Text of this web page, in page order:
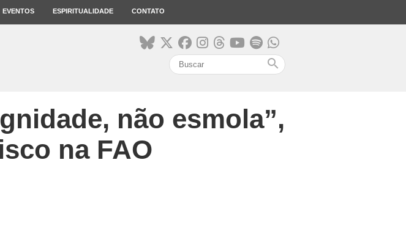
EVENTOS ESPIRITUALIDADE CONTATO
search
não esmola”,
na FAO